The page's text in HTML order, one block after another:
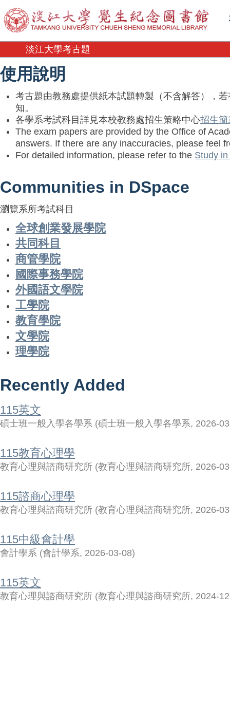
淡江大學考古題
淡江大學考古題
使用說明
考古題由教務處提供紙本試題轉製（不含解答），
知。
各學系考試科目詳見本校教務處招生策略中心招生簡
The exam papers are provided by the Office of
answers. If there are any inaccuracies, please feel
For detailed information, please refer to the Study
Communities in DSpace
瀏覽系所考試科目
全球創業發展學院
共同科目
商管學院
國際事務學院
外國語文學院
工學院
教育學院
文學院
理學院
Recently Added
115英文
碩士班一般入學各學系 (碩士班一般入學各學系, 2026-
115教育心理學
教育心理與諮商研究所 (教育心理與諮商研究所, 2026-
115諮商心理學
教育心理與諮商研究所 (教育心理與諮商研究所, 2026-
115中級會計學
會計學系 (會計學系, 2026-03-08)
115英文
教育心理與諮商研究所 (教育心理與諮商研究所, 2024-